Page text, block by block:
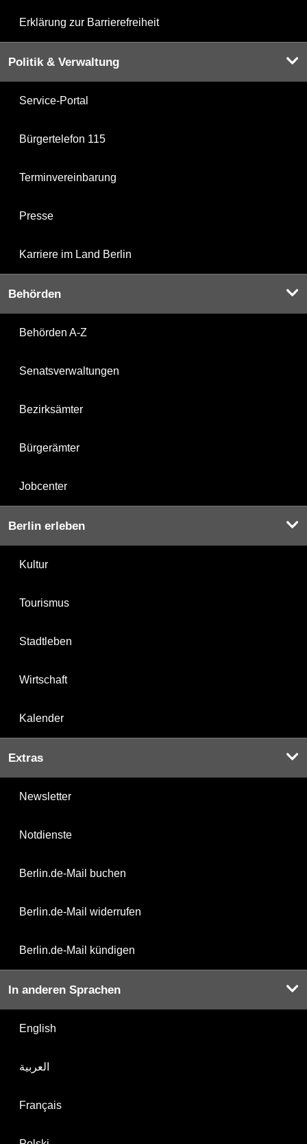
Erklärung zur Barrierefreiheit
Politik & Verwaltung
Service-Portal
Bürgertelefon 115
Terminvereinbarung
Presse
Karriere im Land Berlin
Behörden
Behörden A-Z
Senatsverwaltungen
Bezirksämter
Bürgerämter
Jobcenter
Berlin erleben
Kultur
Tourismus
Stadtleben
Wirtschaft
Kalender
Extras
Newsletter
Notdienste
Berlin.de-Mail buchen
Berlin.de-Mail widerrufen
Berlin.de-Mail kündigen
In anderen Sprachen
English
العربية
Français